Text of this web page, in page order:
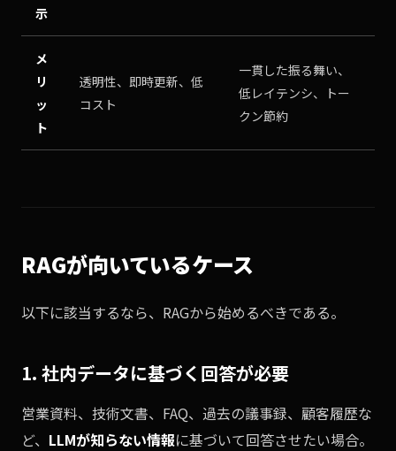
示
メ
リ
ッ
ト
透明性、即時更新、低
コスト
一貫した振る舞い、
低レイテンシ、トー
クン節約
RAGが向いているケース
以下に該当するなら、RAGから始めるべきである。
1. 社内データに基づく回答が必要
営業資料、技術文書、FAQ、過去の議事録、顧客履歴な
ど、 LLMが知らない情報に基づいて回答させたい場合。